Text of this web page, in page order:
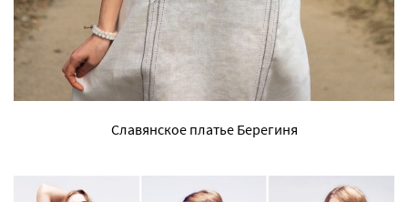
Славянское платье Берегиня